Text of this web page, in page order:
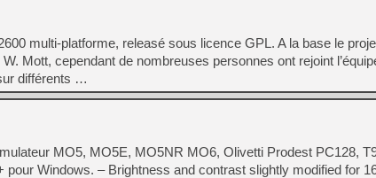
[GK] Le beat'em up The
[GK] Endless Legend 2 :
[LS] [PS5] Premiers
multi-platforme, releasé sous licence GPL. A la base le
Mott, cependant de nombreuses personnes ont rejoint
différents …
MO5, MO5E, MO5NR MO6, Olivetti Prodest PC128,
Windows. – Brightness and contrast slightly modified for